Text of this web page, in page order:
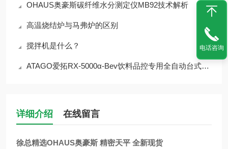
OHAUS奥豪斯碳纤维水分测定仪MB92技术解析
高温烧结炉与马弗炉的区别
搅拌机是什么？
ATAGO爱拓RX-5000α-Bev饮料品控专用全自动台式折光仪
详细介绍 在线留言
徐总精选OHAUS奥豪斯 精密天平 全新现货
电话咨询